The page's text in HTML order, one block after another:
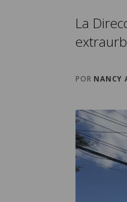
La
POR NANCY